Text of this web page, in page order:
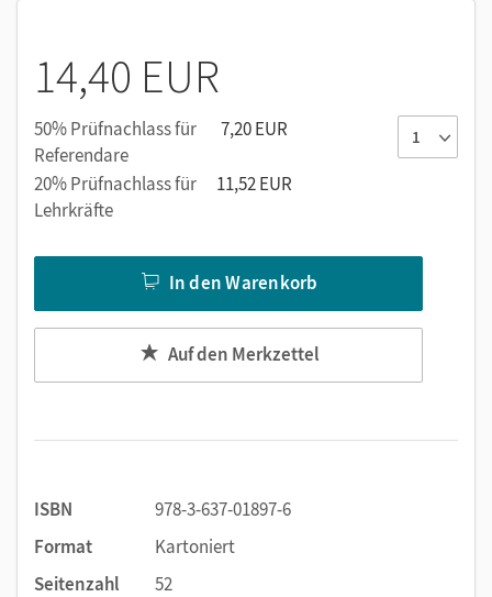
14,40 EUR
50% Prüfnachlass für
Referendare
7,20 EUR
20% Prüfnachlass für
Lehrkräfte
11,52 EUR
In den Warenkorb
Auf den Merkzettel
ISBN
978-3-637-01897-6
Format
Kartoniert
Seitenzahl
52